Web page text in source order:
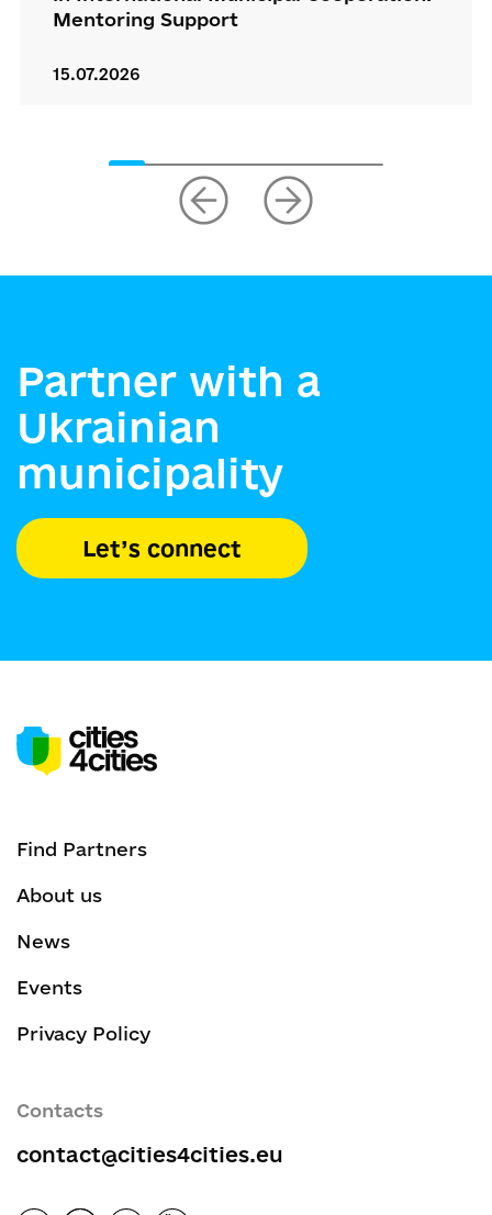
Mentoring Support
15.07.2026
Partner with a
Ukrainian
municipality
Let’s connect
Find Partners
About us
News
Events
Privacy Policy
Contacts
contact@cities4cities.eu